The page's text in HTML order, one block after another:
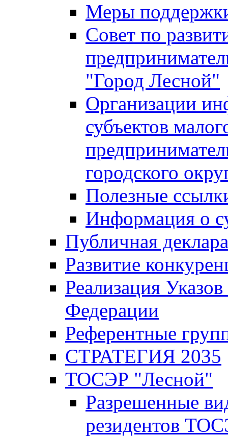
Меры
Совет по
"Город Лесной"
Организации
субъектов
городского
Полезные
Информация о
Публичная
Развитие
Реализация
Федерации
Референтные
СТРАТЕГИЯ 2035
ТОСЭР "Лесной"
Разрешенные
резидентов